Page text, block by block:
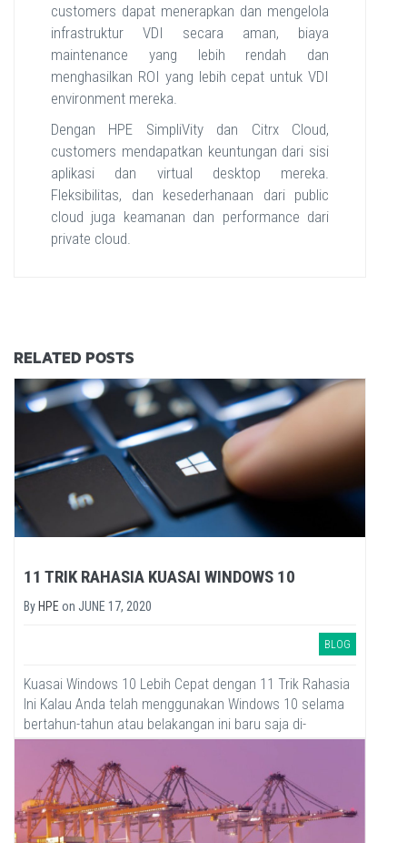
customers dapat menerapkan dan mengelola
infrastruktur VDI secara aman, biaya
maintenance yang lebih rendah dan
menghasilkan ROI yang lebih cepat untuk VDI
environment mereka.
Dengan HPE SimpliVity dan Citrx Cloud,
customers mendapatkan keuntungan dari sisi
aplikasi dan virtual desktop mereka.
Fleksibilitas, dan kesederhanaan dari public
cloud juga keamanan dan performance dari
private cloud.
RELATED POSTS
11 TRIK RAHASIA KUASAI WINDOWS 10
By HPE on JUNE 17, 2020
BLOG
Kuasai Windows 10 Lebih Cepat dengan 11 Trik Rahasia
Ini Kalau Anda telah menggunakan Windows 10 selama
bertahun-tahun atau belakangan ini baru saja di-
upgrade, ada...